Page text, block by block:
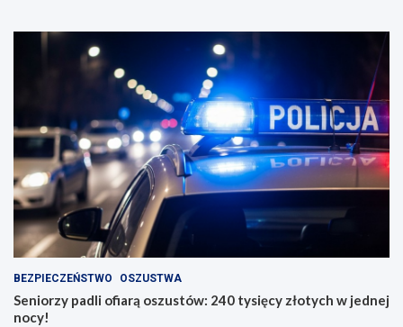
BEZPIECZEŃSTWO OSZUSTWA
Seniorzy padli ofiarą oszustów: 240 tysięcy złotych w jednej
nocy!